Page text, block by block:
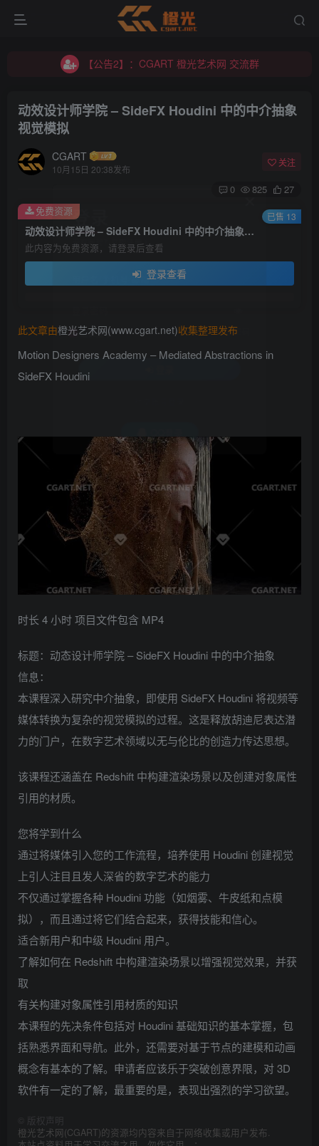
【公告2】：CGART 橙光艺术网 交流群
【公告2】：CGART 橙光艺术网 交流群
动效设计师学院 – SideFX Houdini 中的中介抽象
视觉模拟
CGART
10月15日 20:38发布
关注
0 825 27
动效设计师学院 – SideFX Houdini 中的中介抽象视觉模拟
此内容为免费资源，请登录后查看
登录查看
免费资源 已售 13
此文章由橙光艺术网(www.cgart.net)收集整理发布
Motion Designers Academy – Mediated Abstractions in
SideFX Houdini
时长 4 小时 项目文件包含 MP4
标题：动态设计师学院 – SideFX Houdini 中的中介抽象
信息：
本课程深入研究中介抽象，即使用 SideFX Houdini 将视频等
媒体转换为复杂的视觉模拟的过程。这是释放胡迪尼表达潜
力的门户，在数字艺术领域以无与伦比的创造力传达思想。
该课程还涵盖在 Redshift 中构建渲染场景以及创建对象属性
引用的材质。
您将学到什么
通过将媒体引入您的工作流程，培养使用 Houdini 创建视觉
上引人注目且发人深省的数字艺术的能力
不仅通过掌握各种 Houdini 功能（如烟雾、牛皮纸和点模
拟），而且通过将它们结合起来，获得技能和信心。
适合新用户和中级 Houdini 用户。
了解如何在 Redshift 中构建渲染场景以增强视觉效果，并获
取
有关构建对象属性引用材质的知识
本课程的先决条件包括对 Houdini 基础知识的基本掌握，包
括熟悉界面和导航。此外，还需要对基于节点的建模和动画
概念有基本的了解。申请者应该乐于突破创意界限，对 3D
软件有一定的了解，最重要的是，表现出强烈的学习欲望。
版权声明
橙光艺术网(CGART)的资源均内容来自于网络收集或用户发布.
登录
没有账号？立即注册
用户名/手机号/邮箱
记住登录 找回密码
QQ登录